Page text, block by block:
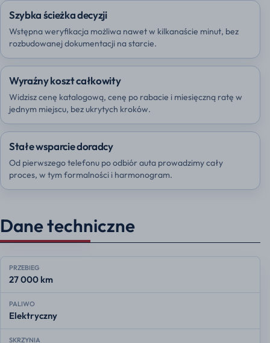
Szybka ścieżka decyzji
Wstępna weryfikacja możliwa nawet w kilkanaście minut, bez
rozbudowanej dokumentacji na starcie.
Wyraźny koszt całkowity
Widzisz cenę katalogową, cenę po rabacie i miesięczną ratę w
jednym miejscu, bez ukrytych kroków.
Stałe wsparcie doradcy
Od pierwszego telefonu po odbiór auta prowadzimy cały
proces, w tym formalności i harmonogram.
Dane techniczne
PRZEBIEG
27 000 km
PALIWO
Elektryczny
SKRZYNIA